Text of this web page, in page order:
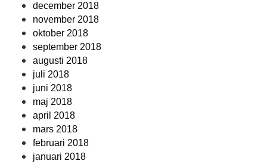
december 2018
november 2018
oktober 2018
september 2018
augusti 2018
juli 2018
juni 2018
maj 2018
april 2018
mars 2018
februari 2018
januari 2018